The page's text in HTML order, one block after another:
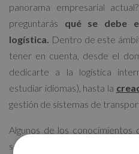
panorama empresarial
preguntarás qué se debe
logística. Dentro de este
tener en cuenta, desde el
dedicarte a la logística
estudiar idiomas), hasta la
gestión de sistemas de
Algunos de los conocimientos
son: